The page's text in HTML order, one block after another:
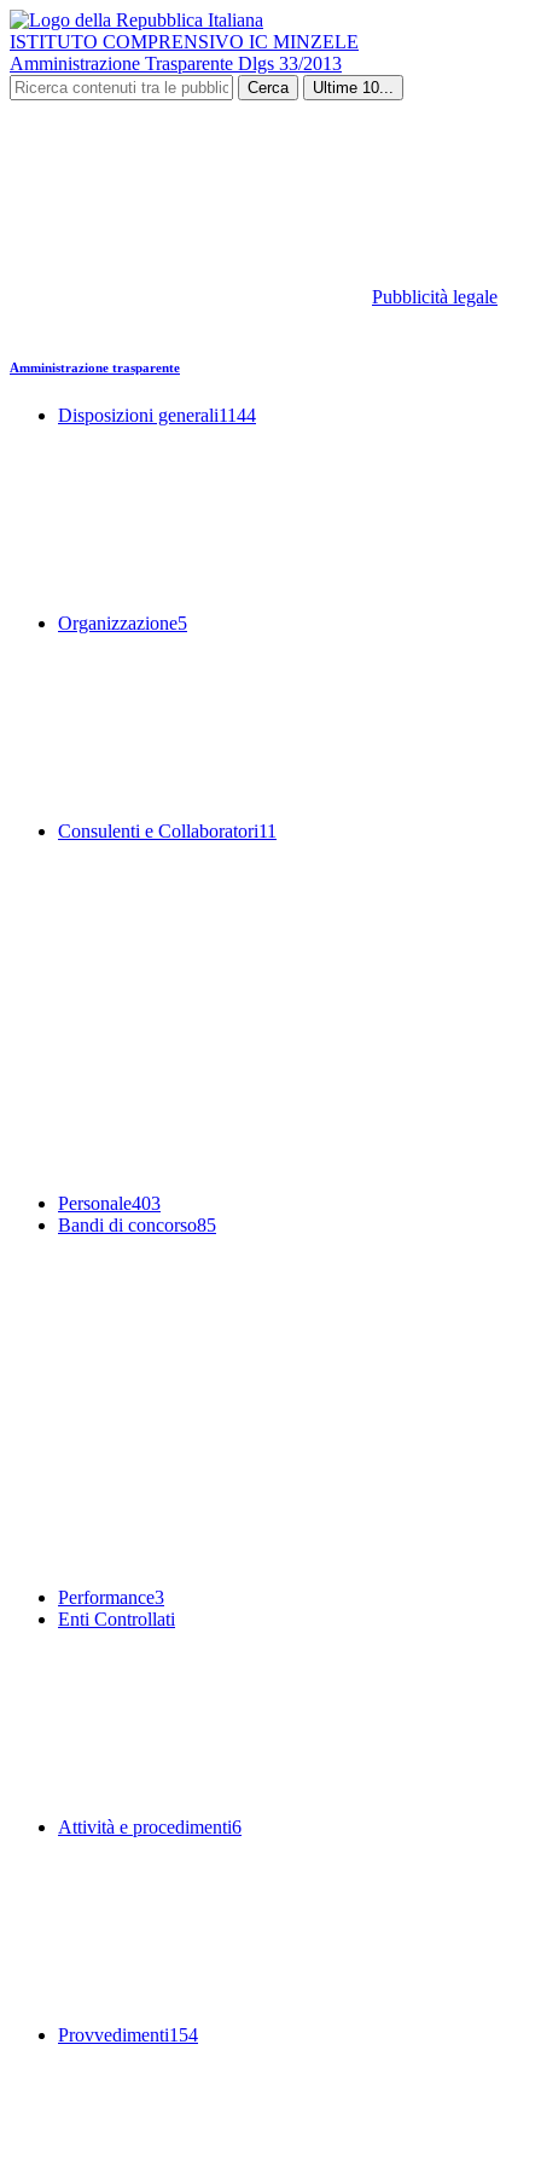
ISTITUTO COMPRENSIVO IC MINZELE
Amministrazione Trasparente Dlgs 33/2013
Cerca Ultime 10...
Pubblicità legale
Amministrazione trasparente
Disposizioni generali1144
Organizzazione5
Consulenti e Collaboratori11
Personale403
Bandi di concorso85
Performance3
Enti Controllati
Attività e procedimenti6
Provvedimenti154